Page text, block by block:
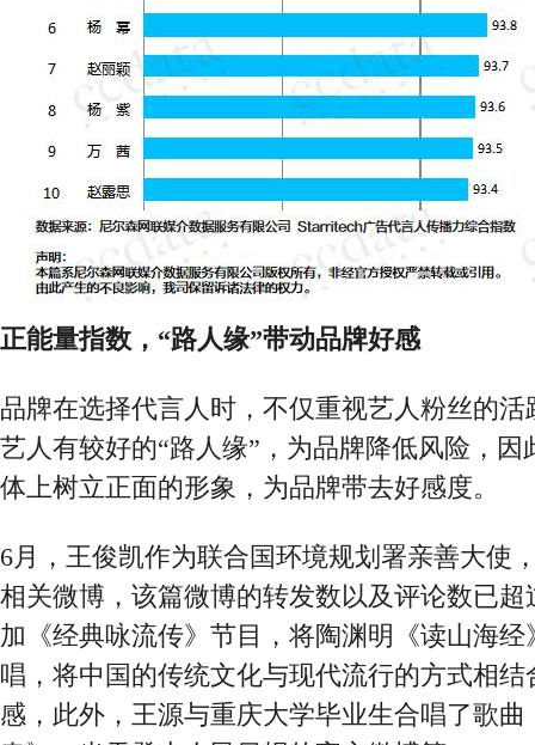
正能量指数 ， “路人缘”带动品牌好感
品牌在选择代言人时，不仅重视艺人粉丝的
艺人有较好的“路人缘”，为品牌降低风险，
体上树立正面的形象，为品牌带去好感度。
6月，王俊凯作为联合国环境规划署亲善大使
相关微博，该篇微博的转发数以及评论数已超
加《经典咏流传》节目，将陶渊明《读山海经
唱，将中国的传统文化与现代流行的方式相
感，此外，王源与重庆大学毕业生合唱了歌曲